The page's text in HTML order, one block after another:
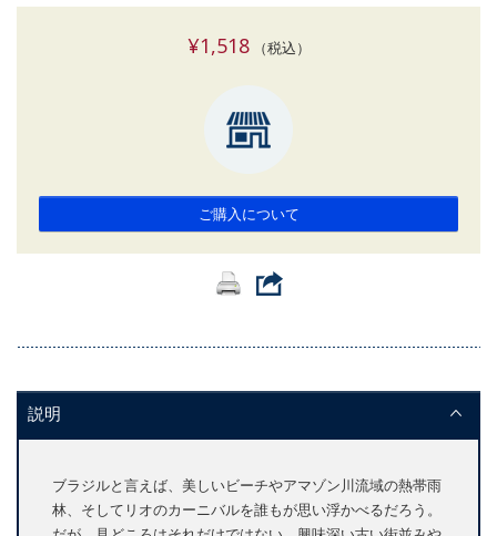
¥1,518（税込）
ご購入について
説明
ブラジルと言えば、美しいビーチやアマゾン川流域の熱帯雨
林、そしてリオのカーニバルを誰もが思い浮かべるだろう。